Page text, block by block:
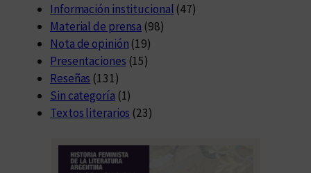
Información institucional (47)
Material de prensa (98)
Nota de opinión (19)
Presentaciones (15)
Reseñas (131)
Sin categoría (1)
Textos literarios (23)